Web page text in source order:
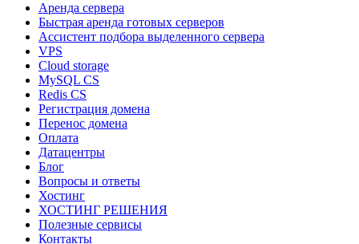
Аренда сервера
Быстрая аренда готовых серверов
Ассистент подбора выделенного сервера
VPS
Cloud storage
MySQL CS
Redis CS
Регистрация домена
Перенос домена
Оплата
Датацентры
Блог
Вопросы и ответы
Хостинг
ХОСТИНГ РЕШЕНИЯ
Полезные сервисы
Контакты